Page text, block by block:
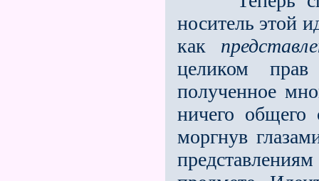
носитель этой
как
целиком
полученное
ничего
моргнув